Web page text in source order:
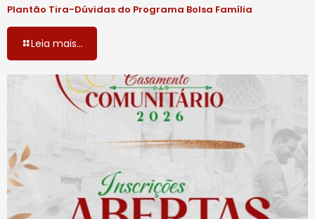
Plantão Tira-Dúvidas do Programa Bolsa Família
Leia mais...